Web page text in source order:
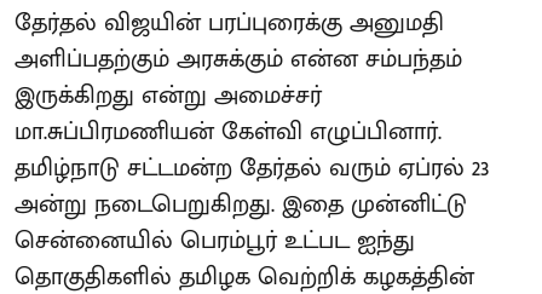
தேர்தல் விஜயின் பரப்புரைக்கு அனுமதி
அளிப்பதற்கும் அரசுக்கும் என்ன சம்பந்தம்
இருக்கிறது என்று அமைச்சர்
மா.சுப்பிரமணியன் கேள்வி எழுப்பினார்.
தமிழ்நாடு சட்டமன்ற தேர்தல் வரும் ஏப்ரல் 23
அன்று நடைபெறுகிறது. இதை முன்னிட்டு
சென்னையில் பெரம்பூர் உட்பட ஐந்து
தொகுதிகளில் தமிழக வெற்றிக் கழகத்தின்